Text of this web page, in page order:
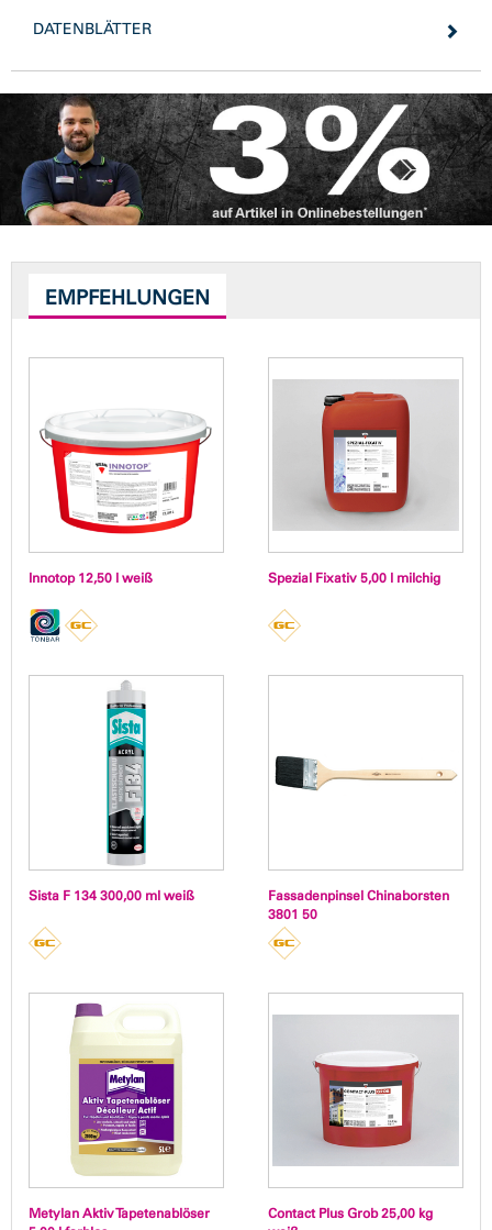
DATENBLÄTTER
EMPFEHLUNGEN
Innotop 12,50 l weiß Spezial Fixativ 5,00 l milchig
Sista F 134 300,00 ml weiß
Fassadenpinsel Chinaborsten
3801 50
Metylan Aktiv Tapetenablöser
Contact Plus Grob 25,00 kg